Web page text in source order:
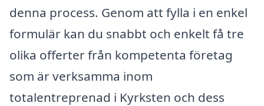
denna process. Genom att fylla i en enkel
formulär kan du snabbt och enkelt få tre
olika offerter från kompetenta företag
som är verksamma inom
totalentreprenad i Kyrksten och dess